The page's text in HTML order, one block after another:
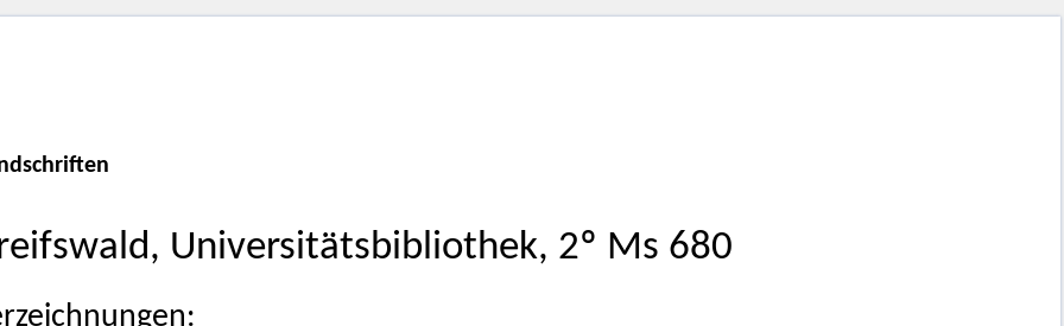
Universitätsbibliothek, 2º Ms 680